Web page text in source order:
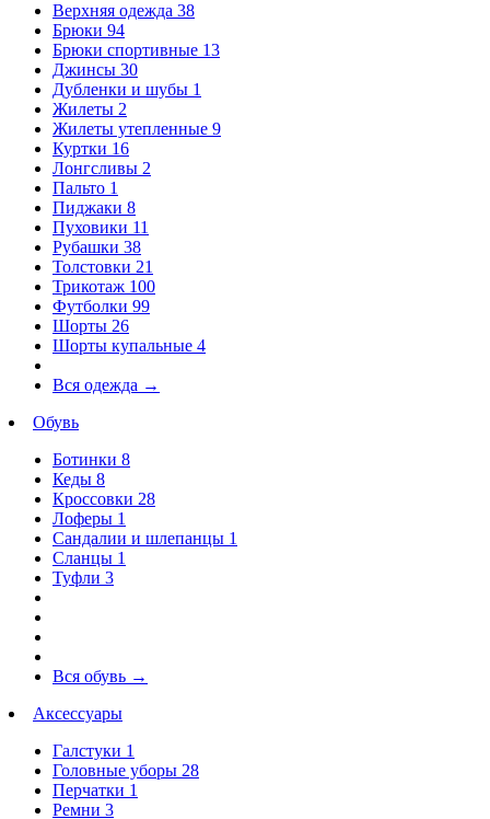
Верхняя одежда 38
Брюки 94
Брюки спортивные 13
Джинсы 30
Дубленки и шубы 1
Жилеты 2
Жилеты утепленные 9
Куртки 16
Лонгсливы 2
Пальто 1
Пиджаки 8
Пуховики 11
Рубашки 38
Толстовки 21
Трикотаж 100
Футболки 99
Шорты 26
Шорты купальные 4
Вся одежда →
Обувь
Ботинки 8
Кеды 8
Кроссовки 28
Лоферы 1
Сандалии и шлепанцы 1
Сланцы 1
Туфли 3
Вся обувь →
Аксессуары
Галстуки 1
Головные уборы 28
Перчатки 1
Ремни 3